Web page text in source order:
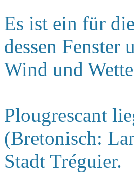
Es ist ein für
dessen Fenster
Wind und
Plougrescant
(Bretonisch:
Stadt Tréguier.